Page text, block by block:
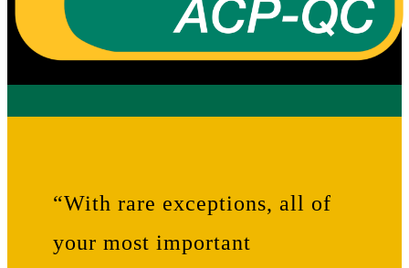
“With rare exceptions, all of
your most important